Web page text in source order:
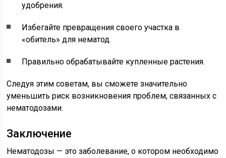
удобрения.
Избегайте превращения своего участка в
«обитель» для нематод.
Правильно обрабатывайте купленные растения.
Следуя этим советам, вы сможете значительно
уменьшить риск возникновения проблем, связанных с
нематодозами.
Заключение
Нематодозы — это заболевание, о котором необходимо